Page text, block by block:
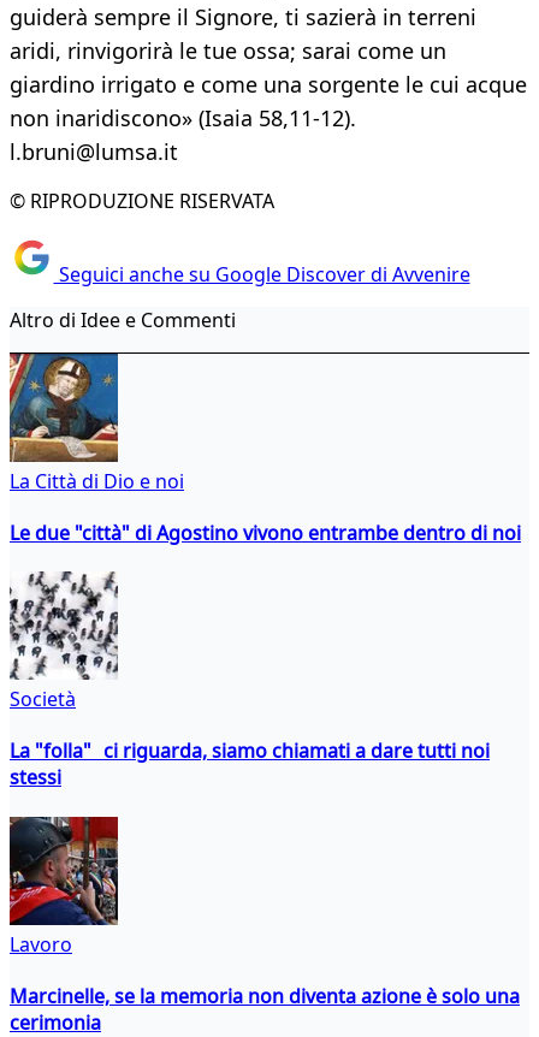
guiderà sempre il Signore, ti sazierà in terreni
aridi, rinvigorirà le tue ossa; sarai come un
giardino irrigato e come una sorgente le cui acque
non inaridiscono» (Isaia 58,11-12).
l.bruni@lumsa.it
© RIPRODUZIONE RISERVATA
Seguici anche su Google Discover di Avvenire
Altro di Idee e Commenti
La Città di Dio e noi
Le due "città" di Agostino vivono entrambe dentro di noi
Società
La "folla" ci riguarda, siamo chiamati a dare tutti noi
stessi
Lavoro
Marcinelle, se la memoria non diventa azione è solo una
cerimonia